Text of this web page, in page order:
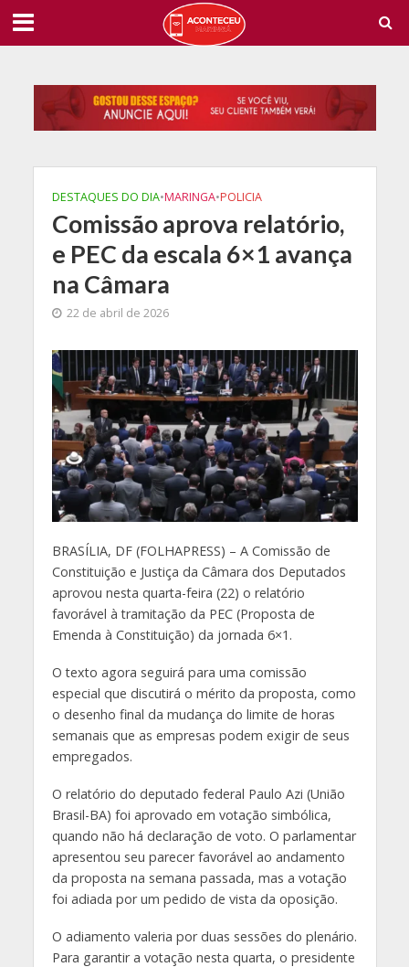
DESTAQUES DO DIA•MARINGA•POLICIA
Comissão aprova relatório,
e PEC da escala 6×1 avança
na Câmara
22 de abril de 2026
BRASÍLIA, DF (FOLHAPRESS) – A Comissão de
Constituição e Justiça da Câmara dos Deputados
aprovou nesta quarta-feira (22) o relatório
favorável à tramitação da PEC (Proposta de
Emenda à Constituição) da jornada 6×1.
O texto agora seguirá para uma comissão
especial que discutirá o mérito da proposta, como
o desenho final da mudança do limite de horas
semanais que as empresas podem exigir de seus
empregados.
O relatório do deputado federal Paulo Azi (União
Brasil-BA) foi aprovado em votação simbólica,
quando não há declaração de voto. O parlamentar
apresentou seu parecer favorável ao andamento
da proposta na semana passada, mas a votação
foi adiada por um pedido de vista da oposição.
O adiamento valeria por duas sessões do plenário.
Para garantir a votação nesta quarta, o presidente